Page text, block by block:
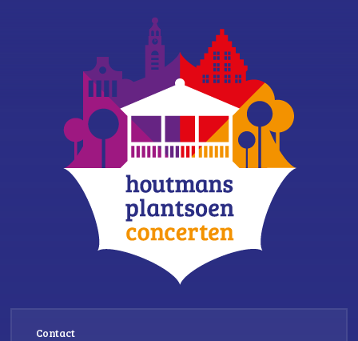
Contact